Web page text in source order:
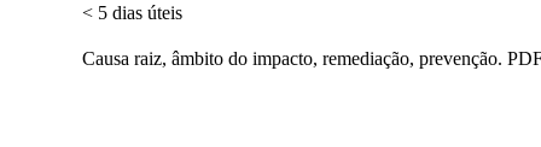
< 5 dias úteis
Causa raiz, âmbito do impacto, remediação, prevenção.